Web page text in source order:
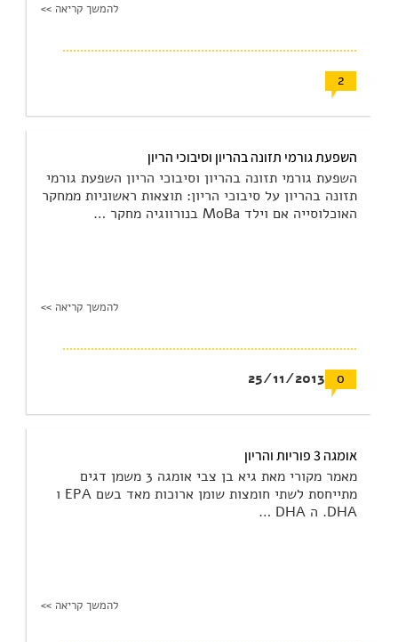
להמשך קריאה >>
2
השפעת גורמי תזונה בהריון וסיבוכי הריון
השפעת גורמי תזונה בהריון וסיבוכי הריון השפעת גורמי
תזונה בהריון על סיבוכי הריון: תוצאות ראשוניות ממחקר
האוכלוסייה אם וילד MoBa בנורווגיה מחקר …
להמשך קריאה >>
0
25/11/2013
אומגה 3 פוריות והריון
מאמר מקורי מאת גיא בן צבי אומגה 3 משמן דגים
מתייחסת לשתי חומצות שומן ארוכות מאד בשם EPA ו
DHA. ה DHA …
להמשך קריאה >>